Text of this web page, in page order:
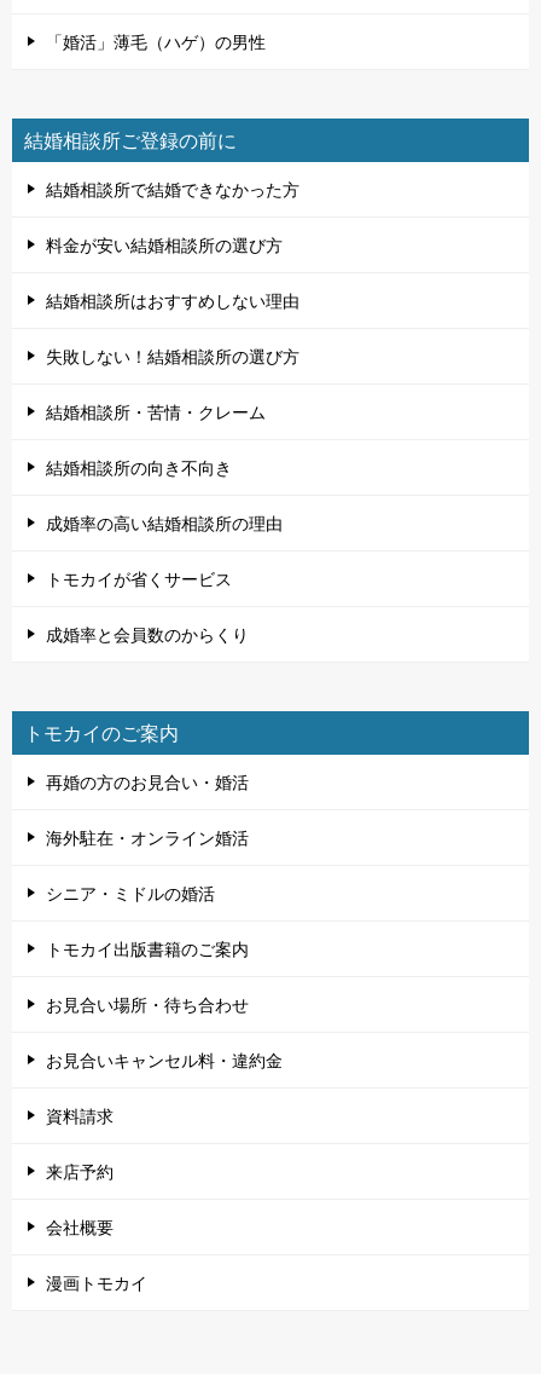
「婚活」薄毛（ハゲ）の男性
結婚相談所ご登録の前に
結婚相談所で結婚できなかった方
料金が安い結婚相談所の選び方
結婚相談所はおすすめしない理由
失敗しない！結婚相談所の選び方
結婚相談所・苦情・クレーム
結婚相談所の向き不向き
成婚率の高い結婚相談所の理由
トモカイが省くサービス
成婚率と会員数のからくり
トモカイのご案内
再婚の方のお見合い・婚活
海外駐在・オンライン婚活
シニア・ミドルの婚活
トモカイ出版書籍のご案内
お見合い場所・待ち合わせ
お見合いキャンセル料・違約金
資料請求
来店予約
会社概要
漫画トモカイ